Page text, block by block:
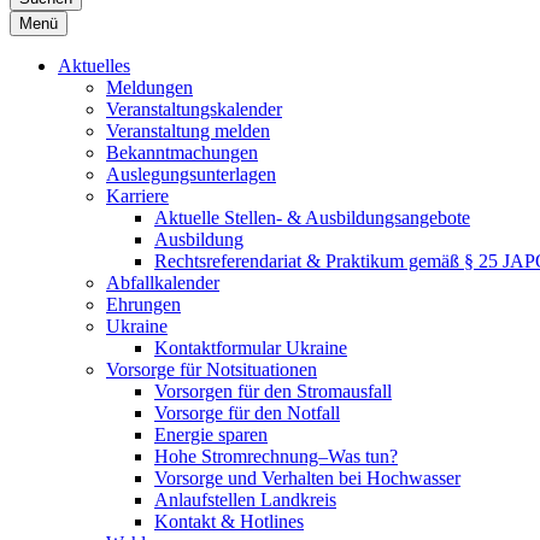
Menü
Aktuelles
Meldungen
Veranstaltungskalender
Veranstaltung melden
Bekanntmachungen
Auslegungsunterlagen
Karriere
Aktuelle Stellen- & Ausbildungsangebote
Ausbildung
Rechtsreferendariat & Praktikum gemäß § 25
Abfallkalender
Ehrungen
Ukraine
Kontaktformular Ukraine
Vorsorge für Notsituationen
Vorsorgen für den Stromausfall
Vorsorge für den Notfall
Energie sparen
Hohe Stromrechnung–Was tun?
Vorsorge und Verhalten bei Hochwasser
Anlaufstellen Landkreis
Kontakt & Hotlines